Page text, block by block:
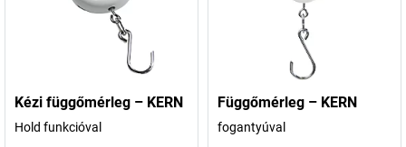
Kézi függőmérleg – KERN
Hold funkcióval
Függőmérleg – KERN
fogantyúval